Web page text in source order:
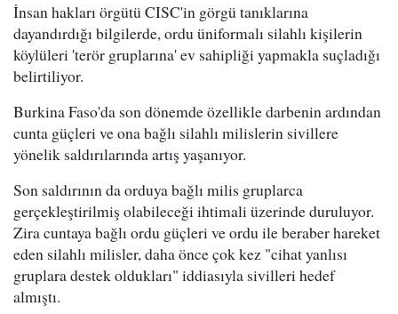
İnsan hakları örgütü CISC'in görgü tanıklarına
dayandırdığı bilgilerde, ordu üniformalı silahlı kişilerin
köylüleri 'terör gruplarına' ev sahipliği yapmakla suçladığı
belirtiliyor.
Burkina Faso'da son dönemde özellikle darbenin ardından
cunta güçleri ve ona bağlı silahlı milislerin sivillere
yönelik saldırılarında artış yaşanıyor.
Son saldırının da orduya bağlı milis gruplarca
gerçekleştirilmiş olabileceği ihtimali üzerinde duruluyor.
Zira cuntaya bağlı ordu güçleri ve ordu ile beraber hareket
eden silahlı milisler, daha önce çok kez "cihat yanlısı
gruplara destek oldukları" iddiasıyla sivilleri hedef
almıştı.